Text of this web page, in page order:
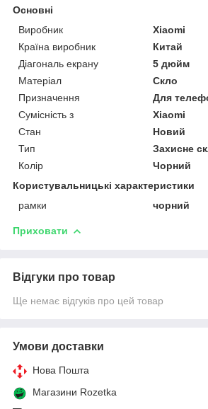
Основні
Виробник
Xiaomi
Країна виробник
Китай
Діагональ екрану
5 дюйм
Матеріал
Скло
Призначення
Для
Сумісність з
Xiaomi
Стан
Новий
Тип
Захисне
Колір
Чорний
Користувальницькі характеристики
рамки
чорний
Приховати
Відгуки про товар
Ще немає відгуків про цей товар
Умови доставки
Нова Пошта
Магазини Rozetka